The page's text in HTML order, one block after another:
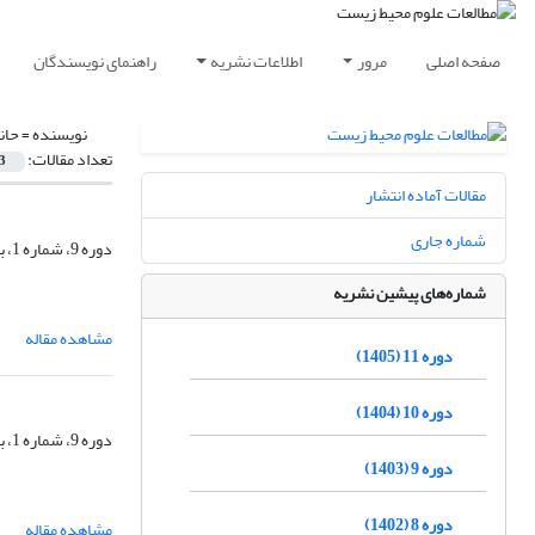
صفحه اصلی مرور اطلاعات نشریه راهنمای نویسندگان
نویسنده =
تعداد مقالات: 3
دوره 9، شماره 1، بهار 1403، صفحه
مشاهده مقاله
دوره 9، شماره 1، بهار 1403، صفحه
مقالات آماده انتشار
شماره جاری
شماره‌های پیشین نشریه
دوره 11 (1405)
دوره 10 (1404)
دوره 9 (1403)
دوره 8 (1402)